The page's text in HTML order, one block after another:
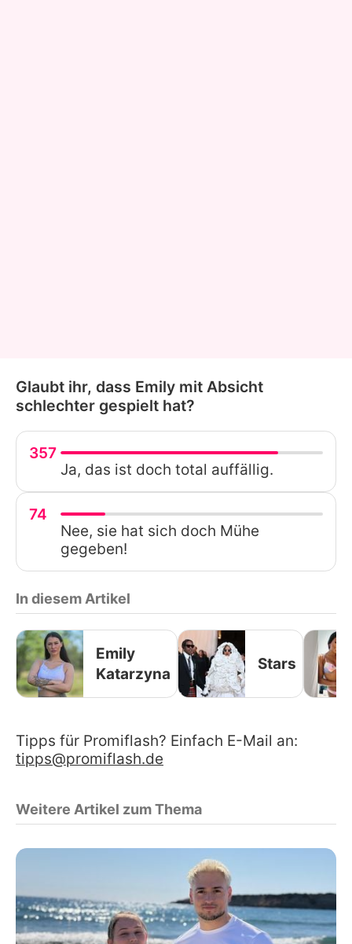
Glaubt ihr, dass Emily mit Absicht
schlechter gespielt hat?
357
Ja, das ist doch total auffällig.
74
Nee, sie hat sich doch Mühe
gegeben!
In diesem Artikel
Emily
Katarzyna
Stars
Tipps für Promiflash? Einfach E-Mail an:
tipps@promiflash.de
Weitere Artikel zum Thema